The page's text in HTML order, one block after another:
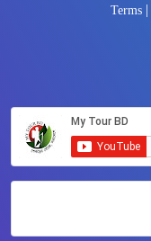
Terms |